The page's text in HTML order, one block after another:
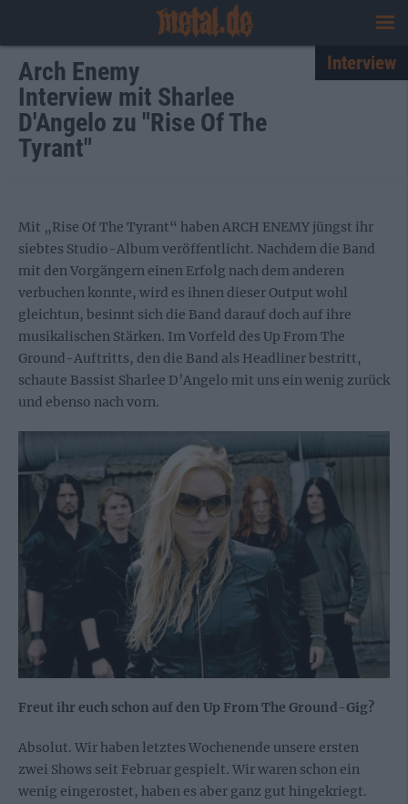
Arch Enemy
Interview mit Sharlee
D'Angelo zu "Rise Of The
Tyrant"
Interview
Mit „Rise Of The Tyrant“ haben ARCH ENEMY jüngst ihr
siebtes Studio-Album veröffentlicht. Nachdem die Band
mit den Vorgängern einen Erfolg nach dem anderen
verbuchen konnte, wird es ihnen dieser Output wohl
gleichtun, besinnt sich die Band darauf doch auf ihre
musikalischen Stärken. Im Vorfeld des Up From The
Ground-Auftritts, den die Band als Headliner bestritt,
schaute Bassist Sharlee D’Angelo mit uns ein wenig zurück
und ebenso nach vorn.
Freut ihr euch schon auf den Up From The Ground-Gig?
Absolut. Wir haben letztes Wochenende unsere ersten
zwei Shows seit Februar gespielt. Wir waren schon ein
wenig eingerostet, haben es aber ganz gut hingekriegt.